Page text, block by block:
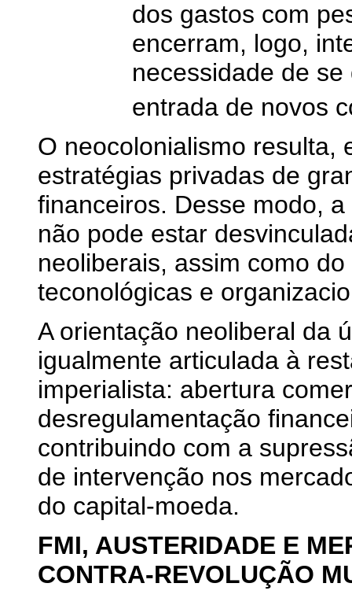
dos gastos com
encerram, logo,
necessidade de
entrada de novos
O neocolonialismo resulta,
estratégias privadas de
financeiros. Desse modo,
não pode estar
neoliberais, assim como
teconológicas e
A orientação neoliberal da
igualmente articulada à
imperialista: abertura
desregulamentação
contribuindo com a
de intervenção nos
do capital-moeda.
FMI, AUSTERIDADE E
CONTRA-REVOLUÇÃO